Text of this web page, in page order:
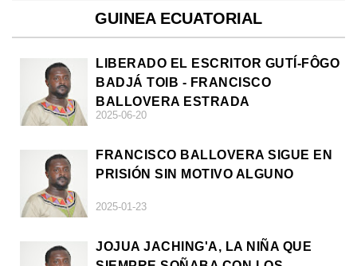
GUINEA ECUATORIAL
LIBERADO EL ESCRITOR GUTÍ-FÔGO
BADJÁ TOIB - FRANCISCO
BALLOVERA ESTRADA
2025-06-20
FRANCISCO BALLOVERA SIGUE EN
PRISIÓN SIN MOTIVO ALGUNO
2025-01-23
JOJUA JACHING'A, LA NIÑA QUE